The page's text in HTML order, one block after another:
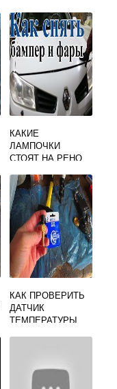
КАКИЕ
ЛАМПОЧКИ
СТОЯТ НА РЕНО
КАК ПРОВЕРИТЬ
ДАТЧИК
ТЕМПЕРАТУРЫ